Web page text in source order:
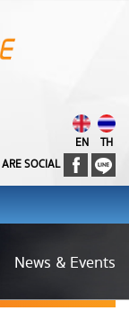
EN
TH
SOCIAL
News & Events